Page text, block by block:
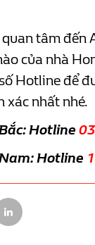
tâm đến
của nhà
Hotline để
xác nhất nhé.
Hotline
Hotline